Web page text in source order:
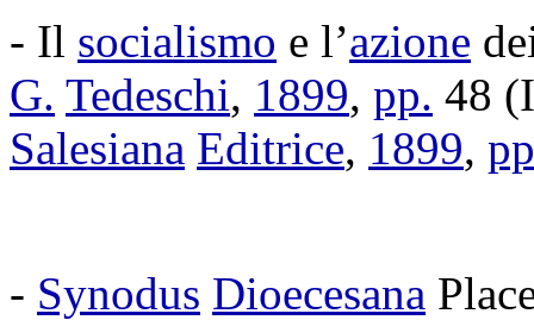
- Il socialismo e l’azione
G. Tedeschi, 1899, pp. 48
Salesiana Editrice, 1899,
- Synodus Dioecesana